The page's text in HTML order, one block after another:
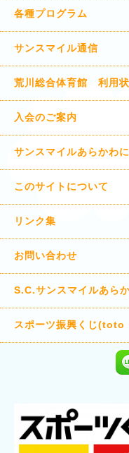
各種プログラム
サンスマイル通信
荒川総合体育館 利用
入会のご案内
サンスマイルあらかわ
このサイトについて
リンク集
お問い合わせ
S.C.サンスマイルあら
スポーツ振興くじ(toto